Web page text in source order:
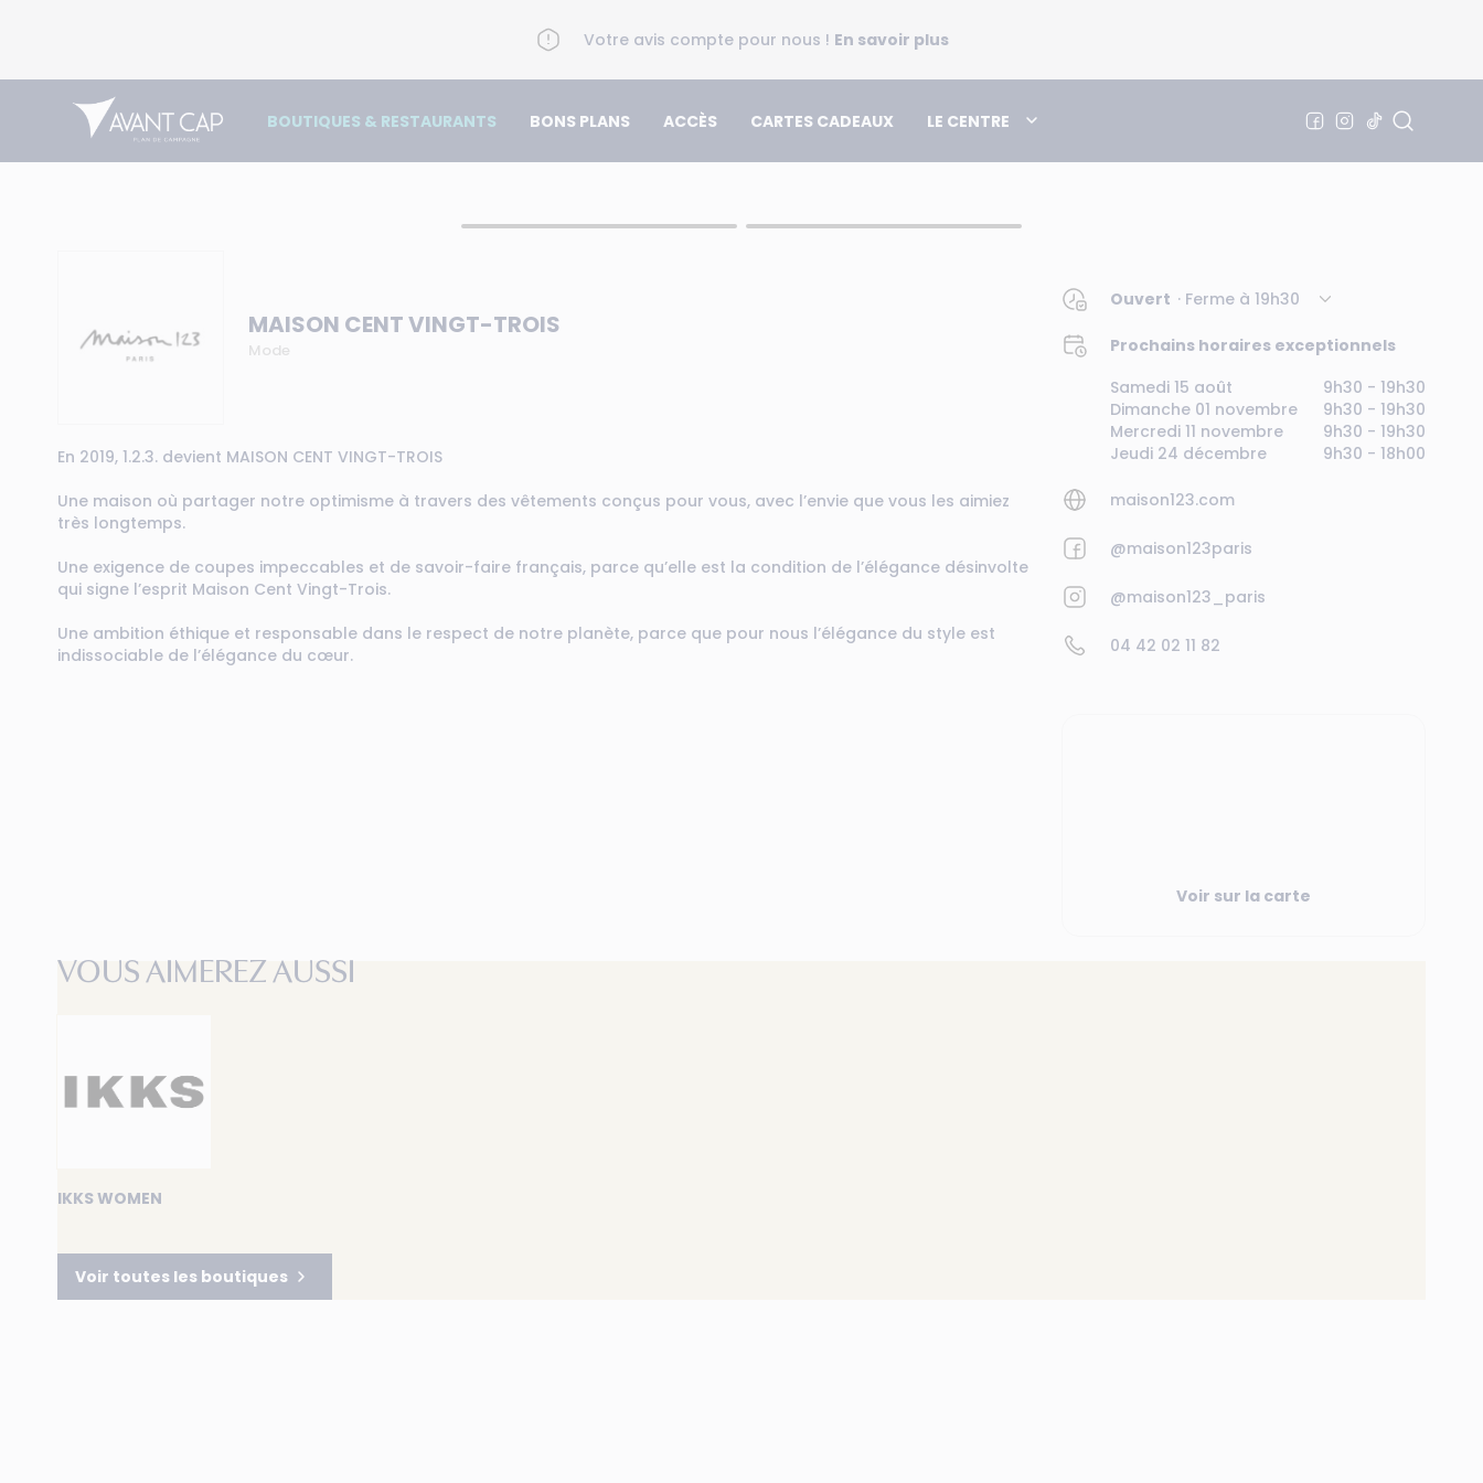
Votre avis compte pour nous ! En savoir plus
BOUTIQUES & RESTAURANTS BONS PLANS ACCÈS CARTES CADEAUX LE CENTRE
MAISON CENT VINGT-TROIS
Mode
En 2019, 1.2.3. devient MAISON CENT VINGT-TROIS
Une maison où partager notre optimisme à travers des vêtements conçus pour vous, avec l’envie que vous les aimiez
très longtemps.
Une exigence de coupes impeccables et de savoir-faire français, parce qu’elle est la condition de l’élégance désinvolte
qui signe l’esprit Maison Cent Vingt-Trois.
Une ambition éthique et responsable dans le respect de notre planète, parce que pour nous l’élégance du style est
indissociable de l’élégance du cœur.
Ouvert · Ferme à 19h30
Prochains horaires exceptionnels
Samedi 15 août
9h30 - 19h30
Dimanche 01 novembre
9h30 - 19h30
Mercredi 11 novembre
9h30 - 19h30
Jeudi 24 décembre
9h30 - 18h00
maison123.com
@maison123paris
@maison123_paris
04 42 02 11 82
Voir sur la carte
VOUS AIMEREZ AUSSI
IKKS WOMEN
Voir toutes les boutiques